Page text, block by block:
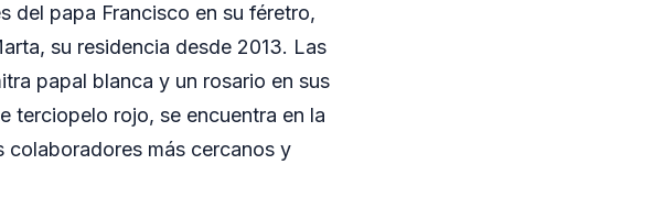
del papa Francisco en su féretro,
su residencia desde 2013. Las
papal blanca y un rosario en sus
terciopelo rojo, se encuentra en la
colaboradores más cercanos y